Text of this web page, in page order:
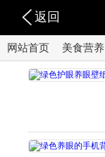
返回
网站首页 美食营养